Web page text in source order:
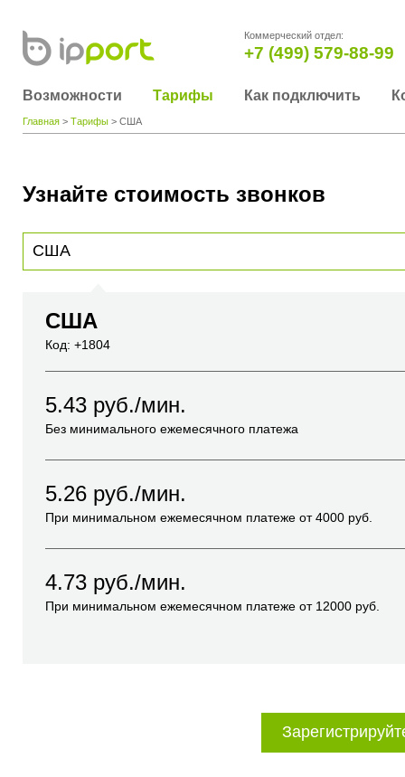
Коммерческий отдел:
+7 (499) 579-88-99
Возможности Тарифы Как подключить
Главная > Тарифы > США
Узнайте стоимость звонков
США
Код: +1804
5.43 руб./мин.
Без минимального ежемесячного платежа
5.26 руб./мин.
При минимальном ежемесячном платеже от4000 руб.
4.73 руб./мин.
При минимальном ежемесячном платеже от 12000 руб.